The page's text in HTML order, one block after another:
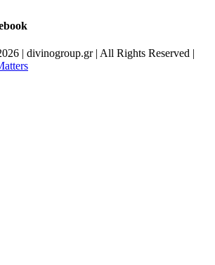
| divinogroup.gr | All Rights Reserved |